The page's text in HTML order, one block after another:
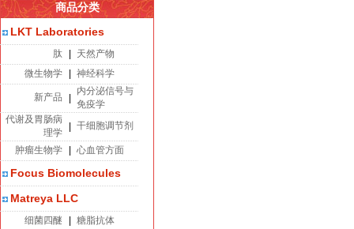
商品分类
LKT Laboratories
肽
天然产物
微生物学
神经科学
新产品
内分泌信号与
免疫学
代谢及胃肠病
理学
干细胞调节剂
肿瘤生物学 心血管方面
Focus Biomolecules
Matreya LLC
细菌四醚
糖脂抗体